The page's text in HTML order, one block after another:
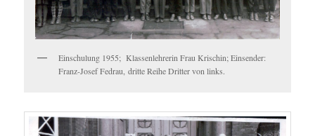
Einschulung 1955; Klassenlehrerin Frau Krischin; Einsender:
Franz-Josef Fedrau, dritte Reihe Dritter von links.